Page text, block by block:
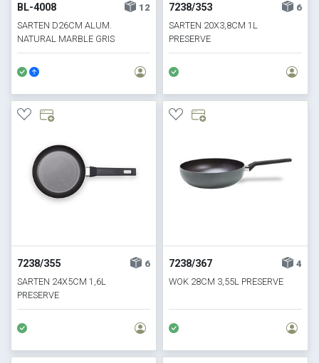
BL-4008
12
SARTEN D26CM ALUM.
NATURAL MARBLE GRIS
7238/353
6
SARTEN 20X3,8CM 1L
PRESERVE
7238/355
6
SARTEN 24X5CM 1,6L
PRESERVE
7238/367
4
WOK 28CM 3,55L PRESERVE